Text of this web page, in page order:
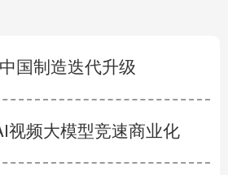
国制造迭代升级
视频大模型竞速商业化